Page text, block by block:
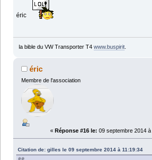
éric
la bible du VW Transporter T4 www.buspirit.
éric
Membre de l'association
« Réponse #16 le: 09 septembre 2014
Citation de: gilles le 09 septembre 2014 à 11:19:34